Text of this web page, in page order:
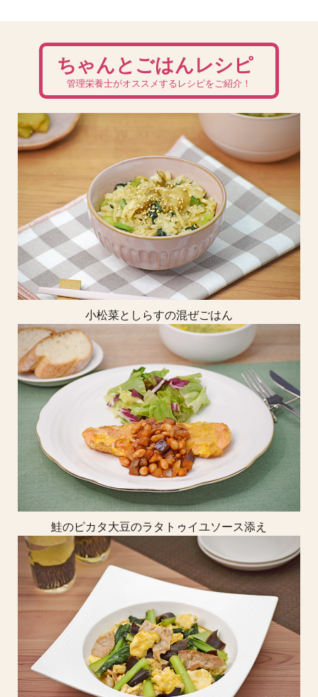
ちゃんとごはんレシピ
管理栄養士がオススメするレシピをご紹介！
小松菜としらすの混ぜごはん
鮭のピカタ大豆のラタトゥイユソース添え